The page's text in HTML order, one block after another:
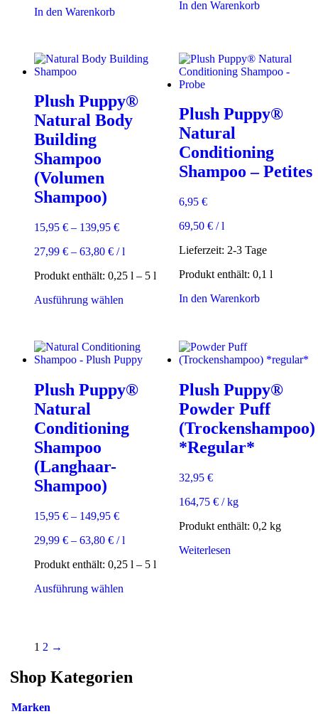
In den Warenkorb
In den Warenkorb
Plush Puppy®
Natural Body
Building
Shampoo
(Volumen
Shampoo)
15,95 € – 139,95 €
27,99 € – 63,80 € /l
Produkt enthält: 0,25 l – 5 l
Ausführung wählen
Varianten
auf.
Optionen
der
Produktseite
Plush Puppy®
Natural
Conditioning
Shampoo – Petites
6,95 €
69,50 €/l
Lieferzeit: 2-3 Tage
Produkt enthält: 0,1 l
In den Warenkorb
Plush Puppy®
Natural
Conditioning
Shampoo
(Langhaar-
Shampoo)
15,95 € – 149,95 €
29,99 € – 63,80 € /l
Produkt enthält: 0,25 l – 5 l
Ausführung wählen
Optionen
Plush Puppy®
Powder Puff
(Trockenshampoo)
*Regular*
32,95 €
164,75 €/kg
Produkt enthält: 0,2 kg
Weiterlesen
1 2 →
Shop Kategorien
Marken